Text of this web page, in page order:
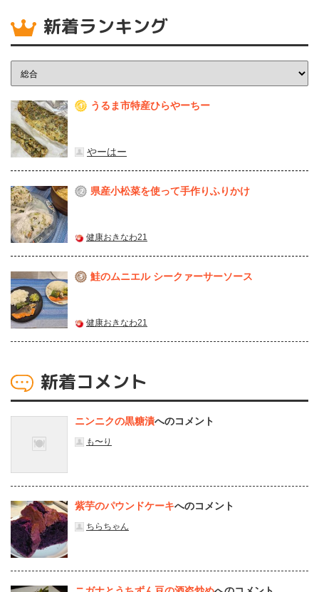
新着ランキング
1 うるま市特産ひらやーちー
やーはー
2 県産⼩松菜を使って⼿作りふりかけ
健康おきなわ21
3 鮭のムニエル シークァーサーソース
健康おきなわ21
新着コメント
ニンニクの黒糖漬へのコメント
も〜り
紫芋のパウンドケーキへのコメント
ちらちゃん